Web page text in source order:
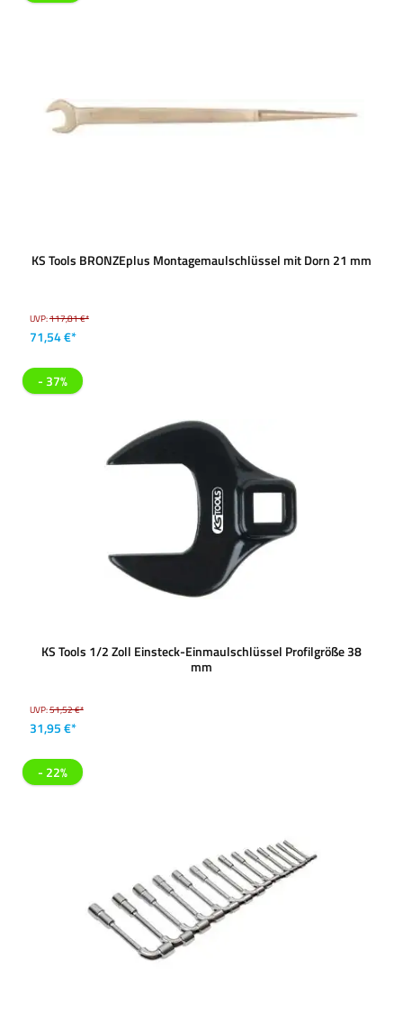
KS Tools BRONZEplus Montagemaulschlüssel mit Dorn 21 mm
UVP:117,81 €*
71,54 €*
- 37%
KS Tools 1/2 Zoll Einsteck-Einmaulschlüssel Profilgröße 38
mm
UVP:51,52 €*
31,95 €*
- 22%